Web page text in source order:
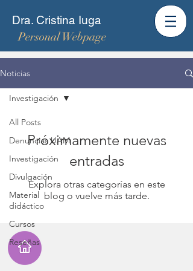
Dra. Cristina Iuga
Personal Webpage
Noticias
All Posts
Denuncias UAM
Investigación
Divulgación
Material
didáctico
Cursos
Reseñas
Investigación
Próximamente nuevas
entradas
Explora otras categorías en este
blog o vuelve más tarde.